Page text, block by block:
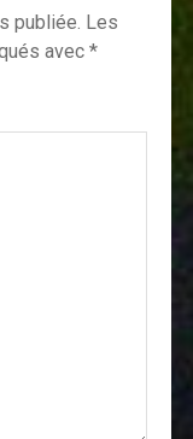
publiée. Les
avec *